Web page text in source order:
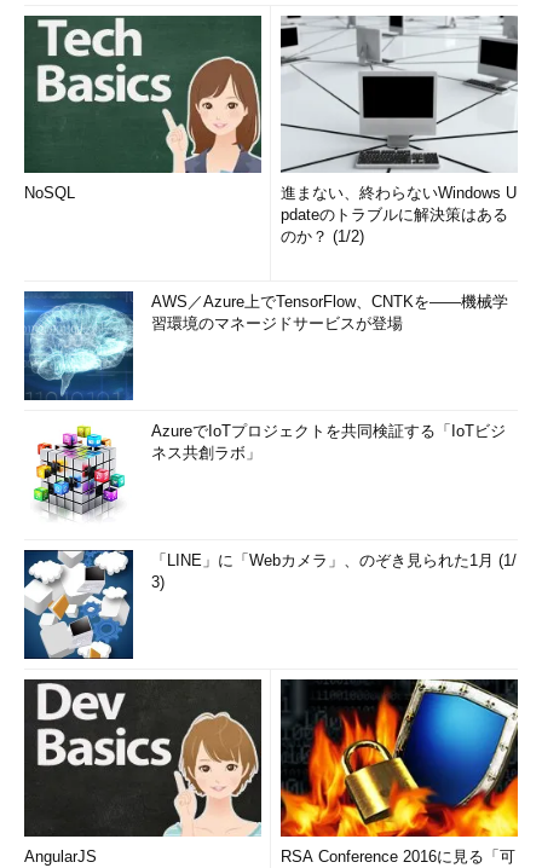
NoSQL
進まない、終わらないWindows U
pdateのトラブルに解決策はある
のか？ (1/2)
AWS／Azure上でTensorFlow、CNTKを――機械学
習環境のマネージドサービスが登場
AzureでIoTプロジェクトを共同検証する「IoTビジ
ネス共創ラボ」
「LINE」に「Webカメラ」、のぞき見られた1月 (1/
3)
AngularJS
RSA Conference 2016に見る「可